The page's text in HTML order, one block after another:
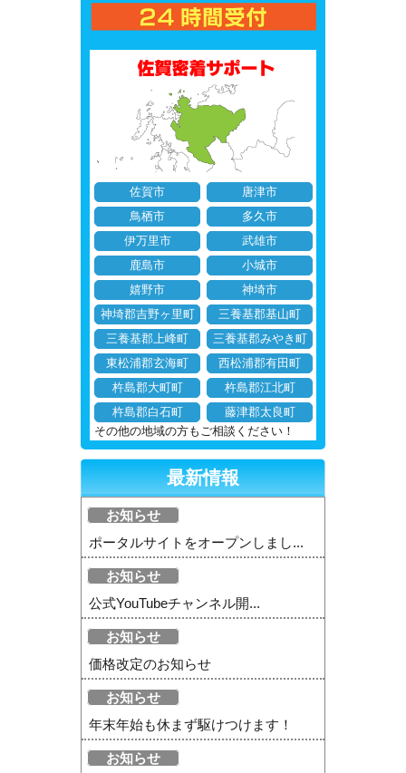
佐賀市
唐津市
鳥栖市
多久市
伊万里市
武雄市
鹿島市
小城市
嬉野市
神埼市
神埼郡吉野ヶ里町
三養基郡基山町
三養基郡上峰町
三養基郡みやき町
東松浦郡玄海町
西松浦郡有田町
杵島郡大町町
杵島郡江北町
杵島郡白石町
藤津郡太良町
その他の地域の方もご相談ください！
最新情報
お知らせ
ポータルサイトをオープンしまし...
お知らせ
公式YouTubeチャンネル開...
お知らせ
価格改定のお知らせ
お知らせ
年末年始も休まず駆けつけます！
お知らせ